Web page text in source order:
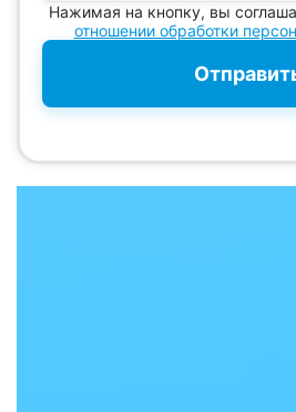
Нажимая на кнопку, вы
отношении обработки